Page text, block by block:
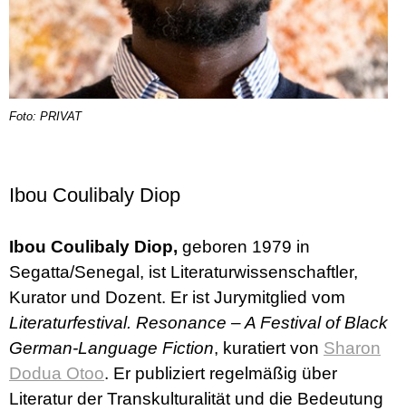
Foto: PRIVAT
Ibou Coulibaly Diop
Ibou Coulibaly Diop, geboren 1979 in
Segatta/Senegal, ist Literaturwissenschaftler,
Kurator und Dozent. Er ist Jurymitglied vom
Literaturfestival. Resonance – A Festival of Black
German-Language Fiction, kuratiert von Sharon
Dodua Otoo. Er publiziert regelmäßig über
Literatur der Transkulturalität und die Bedeutung